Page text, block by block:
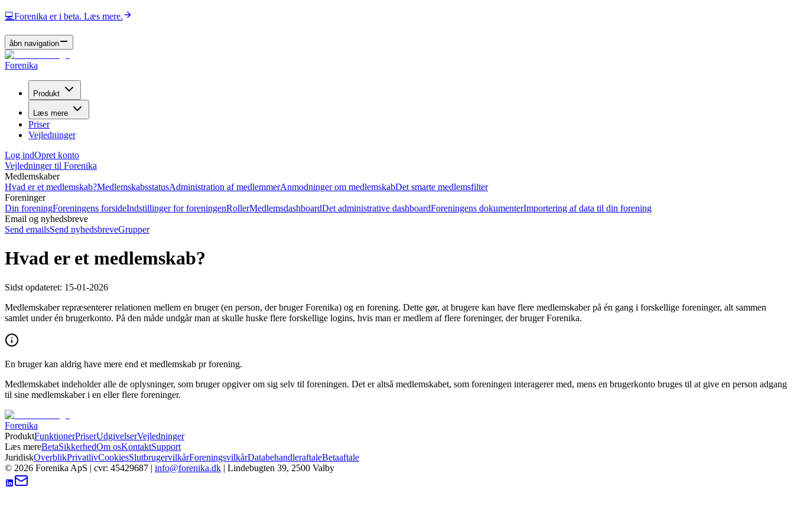
💻Forenika er i beta. Læs mere.
åbn navigation
Forenika
Produkt
Læs mere
Priser
Vejledninger
Log indOpret konto
Vejledninger til Forenika
Medlemskaber
Hvad er et medlemskab?MedlemskabsstatusAdministration af medlemmerAnmodninger om medlemskabDet smarte medlemsfilter
Foreninger
Din foreningForeningens forsideIndstillinger for foreningenRollerMedlemsdashboardDet administrative dashboardForeningens dokumenterImportering af data til din forening
Email og nyhedsbreve
Send emailsSend nyhedsbreveGrupper
Hvad er et medlemskab?
Sidst opdateret: 15-01-2026
Medlemskaber repræsenterer relationen mellem en bruger (en person, der bruger Forenika) og en forening. Dette gør, at brugere kan have flere medlemskaber på én gang i forskellige foreninger, alt sammen
samlet under én brugerkonto. På den måde undgår man at skulle huske flere forskellige logins, hvis man er medlem af flere foreninger, der bruger Forenika.
En bruger kan aldrig have mere end et medlemskab pr forening.
Medlemskabet indeholder alle de oplysninger, som bruger opgiver om sig selv til foreningen. Det er altså medlemskabet, som foreningen interagerer med, mens en brugerkonto bruges til at give en person adgang
til sine medlemskaber i en eller flere foreninger.
Forenika
ProduktFunktionerPriserUdgivelserVejledninger
Læs mereBetaSikkerhedOm osKontaktSupport
JuridiskOverblikPrivatlivCookiesSlutbrugervilkårForeningsvilkårDatabehandleraftaleBetaaftale
© 2026 Forenika ApS | cvr: 45429687 | info@forenika.dk | Lindebugten 39, 2500 Valby